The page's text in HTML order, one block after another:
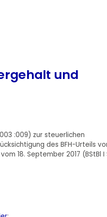
und
:009) zur steuerlichen
des BFH-Urteils
18. September 2017 (BStBl I